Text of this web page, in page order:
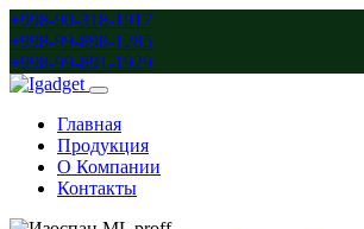
+998-90-318-1917
+998-99-898-1285
+998-99-891-1929
Главная
Продукция
О Компании
Контакты